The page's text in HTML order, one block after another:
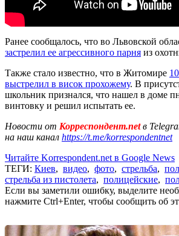
Ранее сообщалось, что во Львовской
застрелил ее агрессивного парня из
Также стало известно, что в Житомире
выстрелил в висок прохожему. В
школьник признался, что нашел в доме
винтовку и решил испытать ее.
Новости от Корреспондент.netв
на наш канал https://t.me/korrespondentnet
Читайте Korrespondent.net в Google News
ТЕГИ: Киев, видео, фото, стрельба,
стрельба из пистолета, полицейские,
Если вы заметили ошибку, выделите
нажмите Ctrl+Enter, чтобы сообщить об